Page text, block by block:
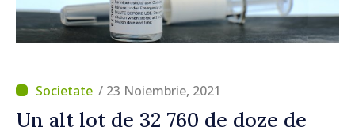
/ 23 Noiembrie, 2021
Un alt lot de 32 760 de doze de